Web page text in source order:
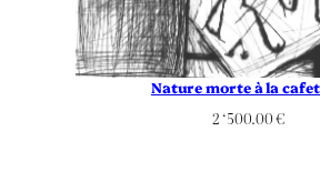
Nature morte à la
2 ‘500.00€